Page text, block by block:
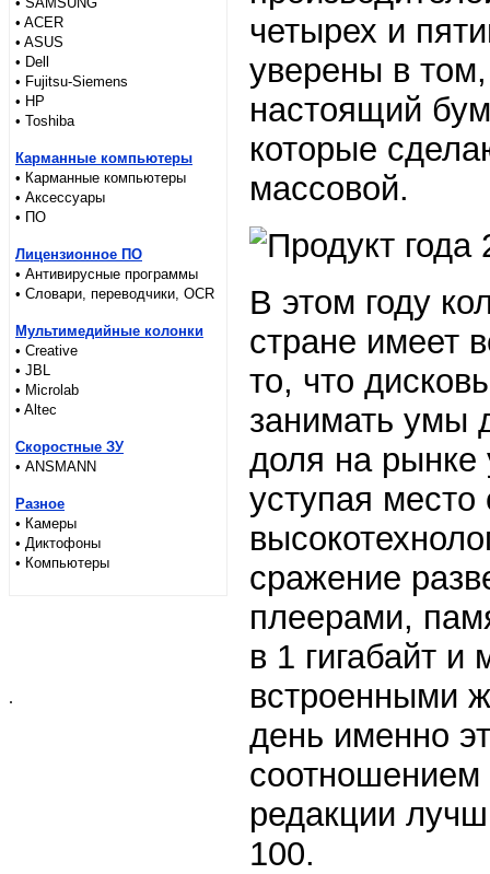
• ACER
• ASUS
• Dell
• Fujitsu-Siemens
• HP
• Toshiba
Карманные компьютеры
• Карманные компьютеры
• Аксессуары
• ПО
Лицензионное ПО
• Антивирусные программы
• Словари, переводчики, OCR
Мультимедийные колонки
• Creative
• JBL
• Microlab
• Altec
Скоростные ЗУ
• ANSMANN
Разное
• Камеры
• Диктофоны
• Компьютеры
.
четырех и
уверены в
настоящий
которые
массовой.
В этом году
стране имеет
то, что
занимать умы
доля на рынке
уступая
сражение
плеерами,
в 1 гигабайт
встроенными
день именно
редакции
100.